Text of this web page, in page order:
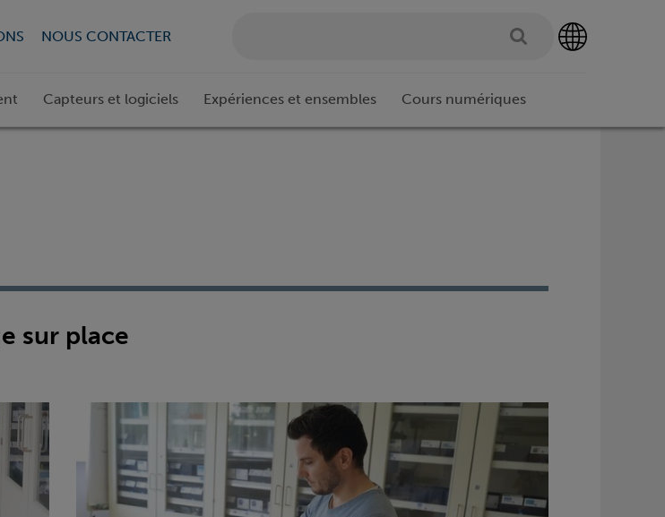
NOUS CONTACTER
Capteurs et logiciels Expériences et ensembles Cours numériques
sur place